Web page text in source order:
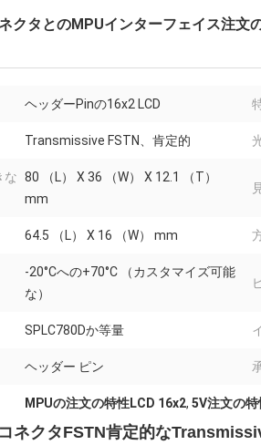
クタとのMPUインターフェイス注文
ヘッダーPinの16x2 LCD
Transmissive FSTN、肯定的
な 80 （L） X 36 （W） X 12.1 （T）
mm
64.5 （L） X 16 （W） mm
-20°Cへの+70°C （カスタマイズ可能
な）
SPLC780Dか等量
ヘッダー ピン
MPUの注文の特性LCD 16x2, 5V注文の
ネクタFSTN肯定的な